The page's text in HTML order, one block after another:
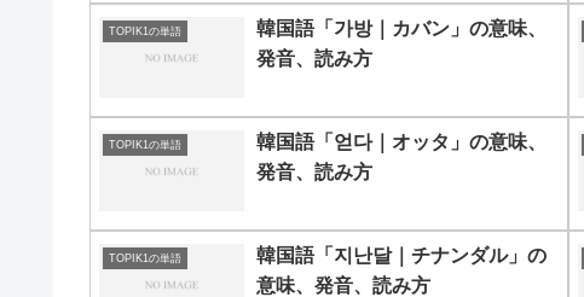
TOPIK1の単語
韓国語「가방｜カバン」の意味、
発音、読み方
TOPIK1の単語
韓国語「얻다｜オッタ」の意味、
発音、読み方
TOPIK1の単語
韓国語「지난달｜チナンダル」の
意味、発音、読み方